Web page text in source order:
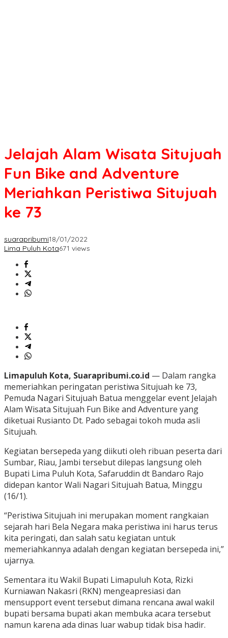
Jelajah Alam Wisata Situjuah
Fun Bike and Adventure
Meriahkan Peristiwa Situjuah
ke 73
suarapribumi18/01/2022
Lima Puluh Kota671 views
Limapuluh Kota, Suarapribumi.co.id — Dalam rangka
memeriahkan peringatan peristiwa Situjuah ke 73,
Pemuda Nagari Situjuah Batua menggelar event Jelajah
Alam Wisata Situjuah Fun Bike and Adventure yang
diketuai Rusianto Dt. Pado sebagai tokoh muda asli
Situjuah.
Kegiatan bersepeda yang diikuti oleh ribuan peserta dari
Sumbar, Riau, Jambi tersebut dilepas langsung oleh
Bupati Lima Puluh Kota, Safaruddin dt Bandaro Rajo
didepan kantor Wali Nagari Situjuah Batua, Minggu
(16/1).
“Peristiwa Situjuah ini merupakan moment rangkaian
sejarah hari Bela Negara maka peristiwa ini harus terus
kita peringati, dan salah satu kegiatan untuk
memeriahkannya adalah dengan kegiatan bersepeda ini,”
ujarnya.
Sementara itu Wakil Bupati Limapuluh Kota, Rizki
Kurniawan Nakasri (RKN) mengeapresiasi dan
mensupport event tersebut dimana rencana awal wakil
bupati bersama bupati akan membuka acara tersebut
namun karena ada dinas luar wabup tidak bisa hadir.